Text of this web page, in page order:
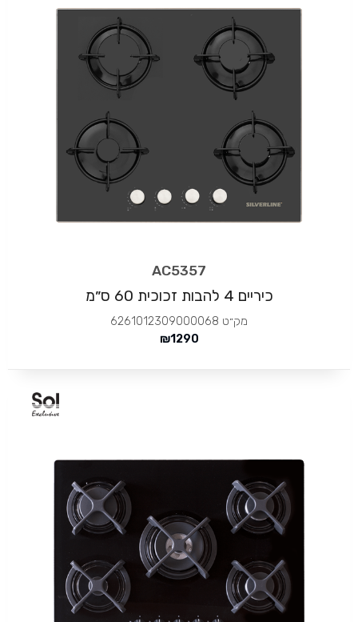
AC5357
כיריים 4 להבות זכוכית 60 ס״מ
מק״ט 6261012309000068
1290
₪